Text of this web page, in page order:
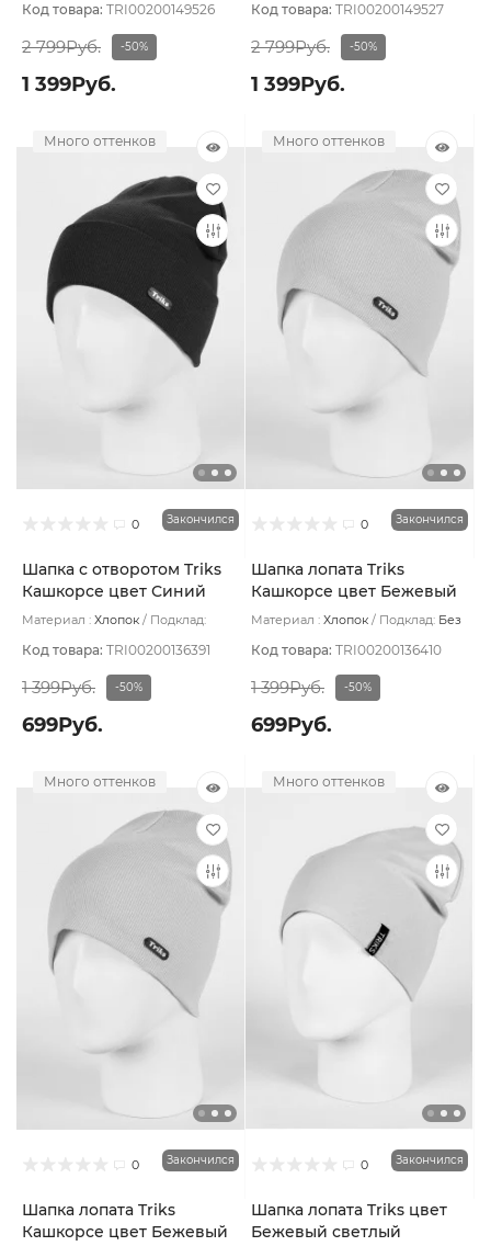
Код товара: TRI00200149526
2 799Руб. -50%
1 399Руб.
Код товара: TRI00200149527
2 799Руб. -50%
1 399Руб.
Много оттенков
0 Закончился
Шапка с отворотом Triks
Кашкорсе цвет Синий
тёмный
Материал : Хлопок
Подклад:
Код товара: TRI00200136391
1 399Руб. -50%
699Руб.
Много оттенков
0 Закончился
Шапка лопата Triks
Кашкорсе цвет Бежевый
светлый
Материал : Хлопок Подклад: Без
Код товара: TRI00200136410
1 399Руб. -50%
699Руб.
Много оттенков
0 Закончился
Шапка лопата Triks
Кашкорсе цвет Бежевый
Много оттенков
0 Закончился
Шапка лопата Triks цвет
Бежевый светлый